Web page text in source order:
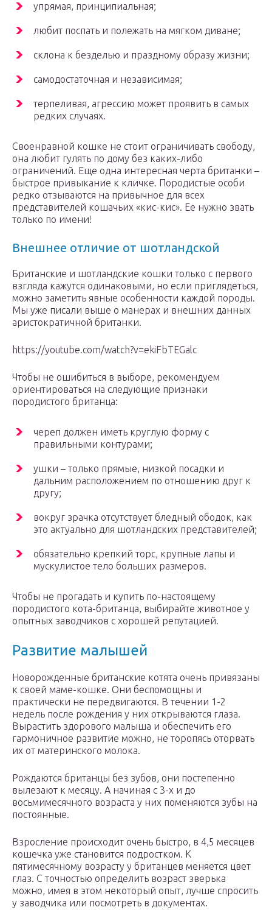
упрямая, принципиальная;
любит поспать и полежать на мягком диване;
склона к безделью и праздному образу жизни;
самодостаточная и независимая;
терпеливая, агрессию может проявить в самых
редких случаях.
Своенравной кошке не стоит ограничивать свободу,
она любит гулять по дому без каких-либо
ограничений. Еще одна интересная черта британки –
быстрое привыкание к кличке. Породистые особи
редко отзываются на привычное для всех
представителей кошачьих «кис-кис». Ее нужно звать
только по имени!
Внешнее отличие от шотландской
Британские и шотландские кошки только с первого
взгляда кажутся одинаковыми, но если приглядеться,
можно заметить явные особенности каждой породы.
Мы уже писали выше о манерах и внешних данных
аристократичной британки.
https://youtube.com/watch?v=ekiFbTEGalc
Чтобы не ошибиться в выборе, рекомендуем
ориентироваться на следующие признаки
породистого британца:
череп должен иметь круглую форму с
правильными контурами;
ушки – только прямые, низкой посадки и
дальним расположением по отношению друг к
другу;
вокруг зрачка отсутствует бледный ободок, как
это актуально для шотландских представителей;
обязательно крепкий торс, крупные лапы и
мускулистое тело больших размеров.
Чтобы не прогадать и купить по-настоящему
породистого кота-британца, выбирайте животное у
опытных заводчиков с хорошей репутацией.
Развитие малышей
Новорожденные британские котята очень привязаны
к своей маме-кошке. Они беспомощны и
практически не передвигаются. В течении 1-2
недель после рождения у них открываются глаза.
Вырастить здорового малыша и обеспечить его
гармоничное развитие можно, не торопясь оторвать
их от материнского молока.
Рождаются британцы без зубов, они постепенно
вылезают к месяцу. А начиная с 3-х и до
восьмимесячного возраста у них поменяются зубы на
постоянные.
Взросление происходит очень быстро, в 4,5 месяцев
кошечка уже становится подростком. К
пятимесячному возрасту у британцев меняется цвет
глаз. С точностью определить возраст зверька
можно, имея в этом некоторый опыт, лучше спросить
у заводчика или посмотреть в документах.